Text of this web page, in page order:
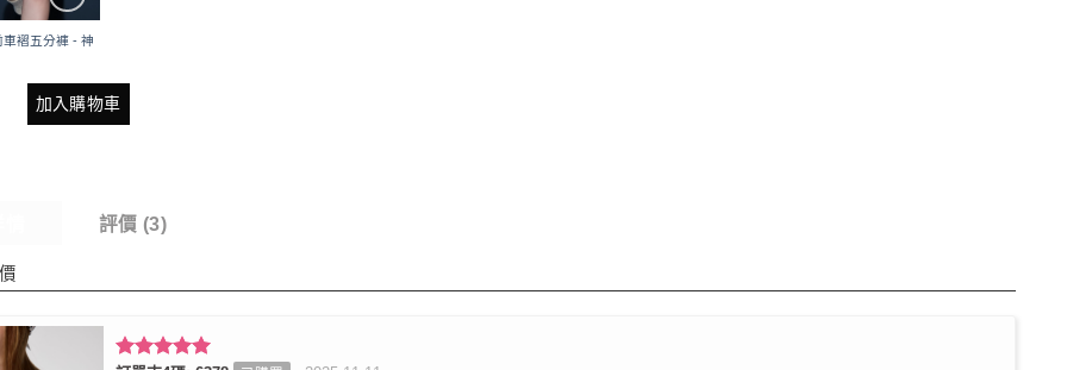
褶五分褲 - 神
加入購物車
評價 (3)